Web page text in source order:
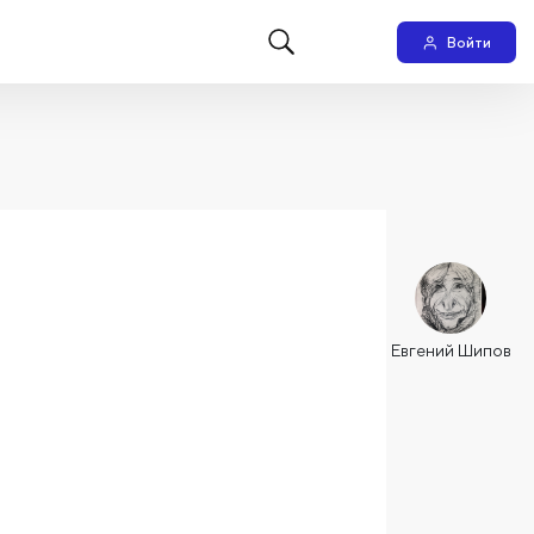
Войти
Евгений Шипов